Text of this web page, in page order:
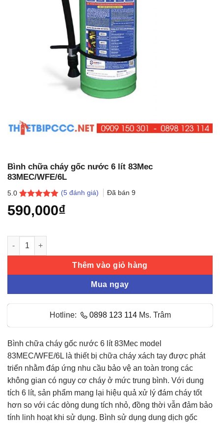
Bình chữa cháy gốc nước 6 lít 83Mec
83MEC/WFE/6L
5.0
5.0trên 5
dựa trên
5
(5đánh giá) Đã bán 9
590,000₫
Bình chữa cháy gốc nước 6 lít 83Mec 83MEC/WFE/6L số lượng
Thêm vào giỏ hàng
Mua ngay
Hotline: 0898 123 114Ms. Trâm
Bình chữa cháy gốc nước 6 lít 83Mec model
83MEC/WFE/6L là thiết bị chữa cháy xách tay được phát
triển nhằm đáp ứng nhu cầu bảo vệ an toàn trong các
không gian có nguy cơ cháy ở mức trung bình. Với dung
tích 6 lít, sản phẩm mang lại hiệu quả xử lý đám cháy tốt
hơn so với các dòng dung tích nhỏ, đồng thời vẫn đảm bảo
tính linh hoạt khi sử dụng. Bình sử dụng dung dịch gốc